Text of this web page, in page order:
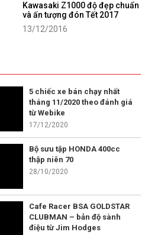
Kawasaki Z1000 độ đẹp chuẩn
và ấn tượng đón Tết 2017
13/12/2016
5 chiếc xe bán chạy nhất
tháng 11/2020 theo đánh giá
từ Webike
17/12/2020
Bộ sưu tập HONDA 400cc
thập niên 70
28/10/2020
Cafe Racer BSA GOLDSTAR
CLUBMAN – bản độ sành
điệu từ Jim Hodges